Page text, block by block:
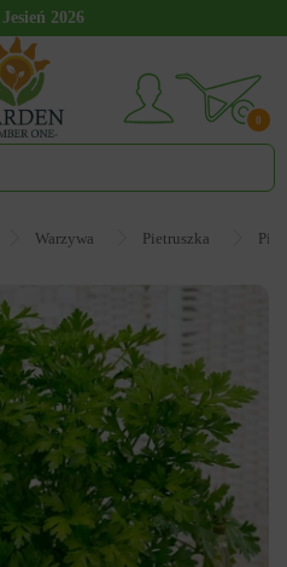
2026
0
Warzywa Pietruszka